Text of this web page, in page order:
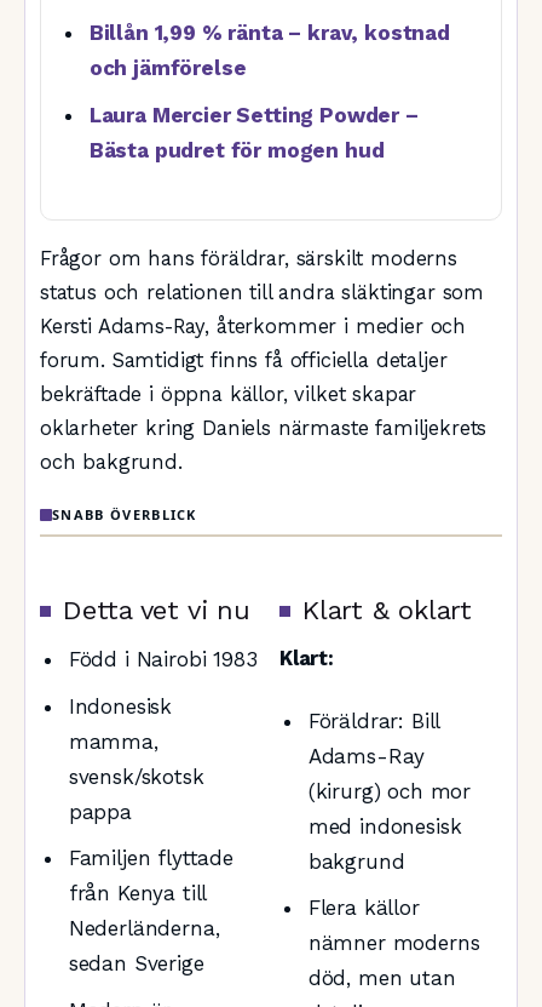
Billån 1,99 % ränta – krav, kostnad
och jämförelse
Laura Mercier Setting Powder –
Bästa pudret för mogen hud
Frågor om hans föräldrar, särskilt moderns
status och relationen till andra släktingar som
Kersti Adams-Ray, återkommer i medier och
forum. Samtidigt finns få officiella detaljer
bekräftade i öppna källor, vilket skapar
oklarheter kring Daniels närmaste familjekrets
och bakgrund.
SNABB ÖVERBLICK
Detta vet vi nu
Född i Nairobi 1983
Indonesisk
mamma,
svensk/skotsk
pappa
Familjen flyttade
från Kenya till
Nederländerna,
sedan Sverige
Klart & oklart
Klart:
Föräldrar: Bill
Adams-Ray
(kirurg) och mor
med indonesisk
bakgrund
Flera källor
nämner moderns
död, men utan